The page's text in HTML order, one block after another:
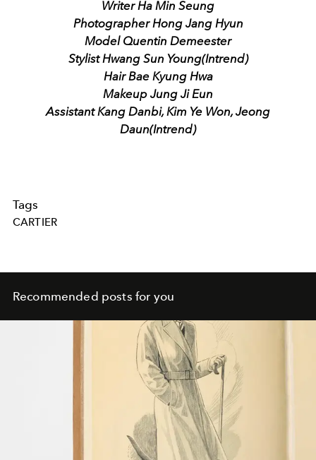
Writer Ha Min Seung
Photographer Hong Jang Hyun
Model Quentin Demeester
Stylist Hwang Sun Young(Intrend)
Hair Bae Kyung Hwa
Makeup Jung Ji Eun
Assistant Kang Danbi, Kim Ye Won, Jeong
Daun(Intrend)
Tags
CARTIER
Recommended posts for you